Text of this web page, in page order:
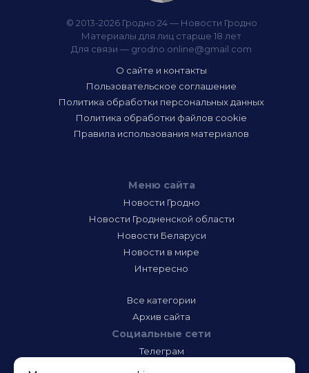
© 2013-2026 Гродно 24 — Новости Гродно
Материалы для лиц старше 18 лет
Для связи — grodno.online@gmail.com
О сайте и контакты
Пользовательское соглашение
Политика обработки персональных данных
Политика обработки файлов cookie
Правила использования материалов
Меню сайта
Новости Гродно
Новости Гродненской области
Новости Беларуси
Новости в мире
Интересно
Все категории
Архив сайта
Социальные сети
Телеграм